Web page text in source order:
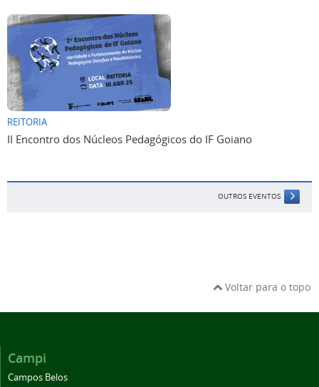
REITORIA
II Encontro dos Núcleos Pedagógicos do IF Goiano
OUTROS EVENTOS
Voltar para o topo
Campi
Campos Belos